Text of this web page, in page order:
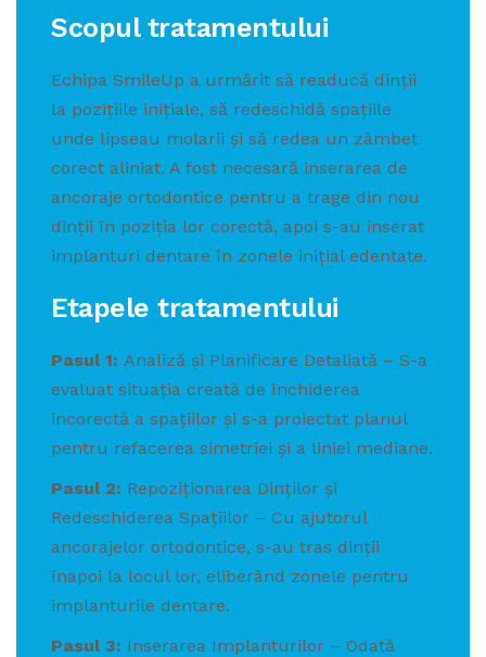
Scopul tratamentului
Echipa SmileUp a urmărit să readucă dinții
la pozițiile inițiale, să redeschidă spațiile
unde lipseau molarii și să redea un zâmbet
corect aliniat. A fost necesară inserarea de
ancoraje ortodontice pentru a trage din nou
dinții în poziția lor corectă, apoi s-au inserat
implanturi dentare în zonele inițial edentate.
Etapele tratamentului
Pasul 1: Analiză și Planificare Detaliată – S-a
evaluat situația creată de închiderea
incorectă a spațiilor și s-a proiectat planul
pentru refacerea simetriei și a liniei mediane.
Pasul 2: Repoziționarea Dinților și
Redeschiderea Spațiilor – Cu ajutorul
ancorajelor ortodontice, s-au tras dinții
înapoi la locul lor, eliberând zonele pentru
implanturile dentare.
Pasul 3: Inserarea Implanturilor – Odată